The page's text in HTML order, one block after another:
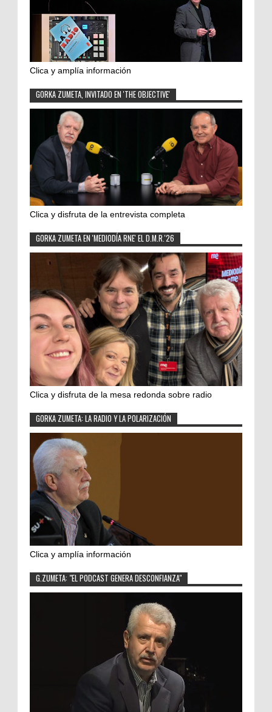
Clica y amplía información
GORKA ZUMETA, INVITADO EN 'THE OBJECTIVE'
Clica y disfruta de la entrevista completa
GORKA ZUMETA EN 'MEDIODÍA RNE' EL D.M.R.'26
Clica y disfruta de la mesa redonda sobre radio
GORKA ZUMETA: LA RADIO Y LA POLARIZACIÓN
Clica y amplía información
G.ZUMETA: "EL PODCAST GENERA DESCONFIANZA"